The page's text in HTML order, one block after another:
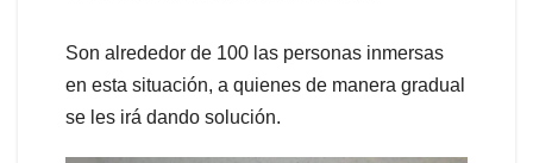
Son alrededor de 100 las personas inmersas
en esta situación, a quienes de manera gradual
se les irá dando solución.